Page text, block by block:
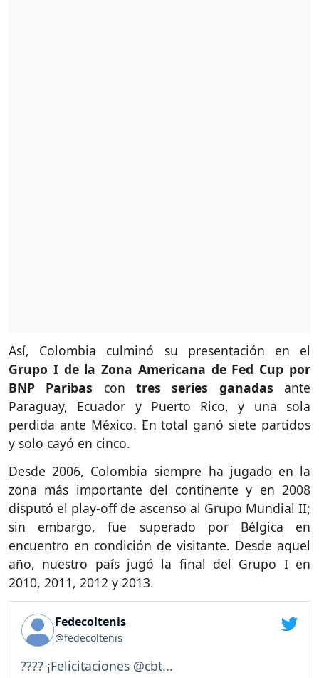
Así, Colombia culminó su presentación en el
Grupo I de la Zona Americana de Fed Cup por
BNP Paribas con tres series ganadas ante
Paraguay, Ecuador y Puerto Rico, y una sola
perdida ante México. En total ganó siete partidos
y solo cayó en cinco.
Desde 2006, Colombia siempre ha jugado en la
zona más importante del continente y en 2008
disputó el play-off de ascenso al Grupo Mundial II;
sin embargo, fue superado por Bélgica en
encuentro en condición de visitante. Desde aquel
año, nuestro país jugó la final del Grupo I en
2010, 2011, 2012 y 2013.
Fedecoltenis
@fedecoltenis
???? ¡Felicitaciones @cbt...